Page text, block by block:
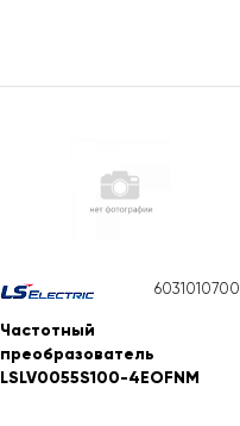
6031010700
Частотный
преобразователь
LSLV0055S100-4EOFNM